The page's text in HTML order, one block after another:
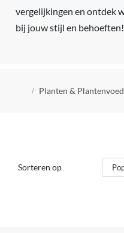
vergelijkingen en ontdek
bij jouw stijl en behoeften!
Kruimelpad
Planten &
Sorteren op